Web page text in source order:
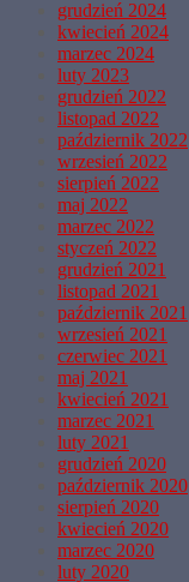
grudzień 2024
kwiecień 2024
marzec 2024
luty 2023
grudzień 2022
listopad 2022
październik 2022
wrzesień 2022
sierpień 2022
maj 2022
marzec 2022
styczeń 2022
grudzień 2021
listopad 2021
październik 2021
wrzesień 2021
czerwiec 2021
maj 2021
kwiecień 2021
marzec 2021
luty 2021
grudzień 2020
październik 2020
sierpień 2020
kwiecień 2020
marzec 2020
luty 2020